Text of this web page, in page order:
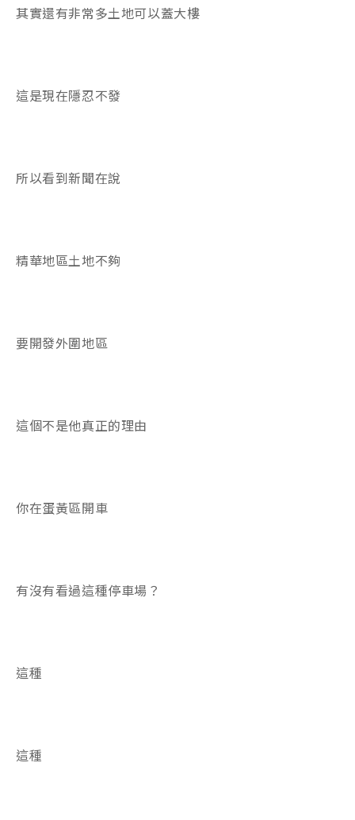
其實還有非常多土地可以蓋大樓
這是現在隱忍不發
所以看到新聞在說
精華地區土地不夠
要開發外圍地區
這個不是他真正的理由
你在蛋黃區開車
有沒有看過這種停車場？
這種
這種